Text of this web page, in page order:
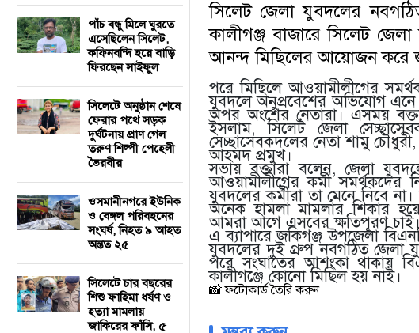
পাঁচ বন্ধু মিলে ঘুরতে
এসেছিলেন সিলেট,
কফিনবন্দি হয়ে বাড়ি
ফিরছেন সাইফুল
সিলেটে অনুষ্ঠান শেষে
ফেরার পথে সড়ক
দুর্ঘটনায় প্রাণ গেল
তরুণ শিল্পী পেহেলী
ভৈরবীর
ওসমানীনগরে ইউনিক
ও বেঙ্গল পরিবহনের
সংঘর্ষ, নিহত ৯ আহত
অন্তত ২৫
সিলেটে চার বছরের
শিশু ফাহিমা ধর্ষণ ও
হত্যা মামলায়
জাকিরের ফাঁসি, ৫
সিলেট জেলা যুবদলের
কালীগঞ্জ বাজারে সিলেট
আনন্দ মিছিলের আয়োজন করে
পরে মিছিলে আওয়ামীলীগের
যুবদলে অনুপ্রবেশের অভিযোগ এনে
অপর অংশের নেতারা। এসময়
ইসলাম, সিলেট জেলা
সেচ্ছাসেবকদলের নেতা শামু
আহমদ প্রমুখ।
সভায় বক্তারা বলেন, জেলা
আওয়ামীলীগের কর্মী সমর্থকদের
যুবদলের কর্মীরা তা মেনে নিবে
অনেক হামলা মামলার শিকার
আমরা আগে এসবের ক্ষতিপূরণ
এ ব্যাপারে জকিগঞ্জ উপজেলা
যুবদলের দুই গ্রুপ নবগঠিত জেলা
পরে সংঘাতের আশংকা থাকায়
কালীগঞ্জে কোনো মিছিল হয় নাই।
📸 ফটোকার্ড তৈরি করুন